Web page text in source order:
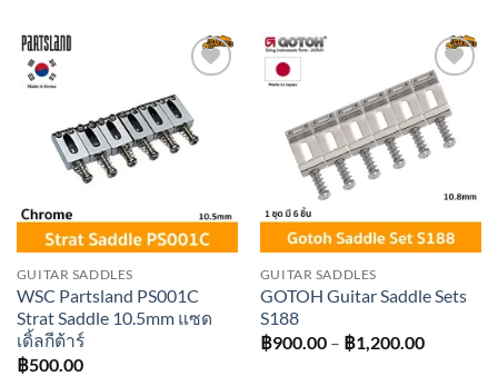
฿600.00
wishlist
GUITAR SADDLES
WSC Partsland PS001C
Strat Saddle 10.5mm แซด
เดิ้ลกีต้าร์
฿500.00
Add to
wishlist
GUITAR SADDLES
GOTOH Guitar Saddle Sets
S188
฿900.00 – ฿1,200.00Price